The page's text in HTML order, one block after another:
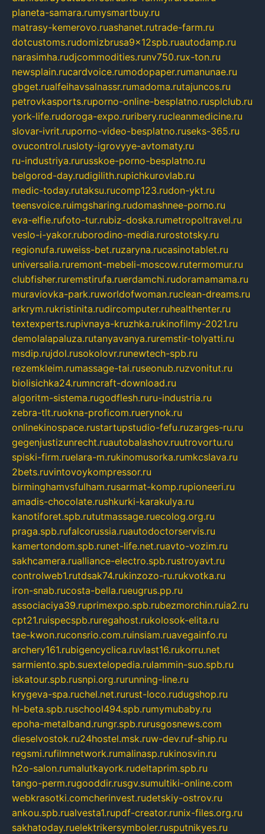
planeta-samara.rumysmartbuy.ru
matrasy-kemerovo.ruashanet.rutrade-farm.ru
dotcustoms.rudomizbrusa9x12spb.ruautodamp.ru
narasimha.rudjcommodities.runv750.rux-ton.ru
newsplain.rucardvoice.rumodopaper.rumanunae.ru
gbget.rualfeihavsalnassr.rumadoma.rutajuncos.ru
petrovkasports.ruporno-online-besplatno.rusplclub.ru
york-life.rudoroga-expo.ruribery.rucleanmedicine.ru
slovar-ivrit.ruporno-video-besplatno.ruseks-365.ru
ovucontrol.rusloty-igrovyye-avtomaty.ru
ru-industriya.rurusskoe-porno-besplatno.ru
belgorod-day.rudigilith.rupichkurovlab.ru
medic-today.rutaksu.rucomp123.rudon-ykt.ru
teensvoice.ruimgsharing.rudomashnee-porno.ru
eva-elfie.rufoto-tur.rubiz-doska.rumetropoltravel.ru
veslo-i-yakor.ruborodino-media.rurostotsky.ru
regionufa.ruweiss-bet.ruzaryna.rucasinotablet.ru
universalia.ruremont-mebeli-moscow.rutermomur.ru
clubfisher.ruremstirufa.ruerdamchi.rudoramamama.ru
muraviovka-park.ruworldofwoman.ruclean-dreams.ru
arkrym.rukristinita.rudircomputer.ruhealthenter.ru
textexperts.rupivnaya-kruzhka.rukinofilmy-2021.ru
demolalapaluza.rutanyavanya.ruremstir-tolyatti.ru
msdip.rujdol.rusokolovr.runewtech-spb.ru
rezemkleim.rumassage-tai.ruseonub.ruzvonitut.ru
biolisichka24.rumncraft-download.ru
algoritm-sistema.rugodflesh.ruru-industria.ru
zebra-tlt.ruokna-proficom.ruerynok.ru
onlinekinospace.rustartupstudio-fefu.ruzarges-ru.ru
gegenjustizunrecht.ruautobalashov.ruutrovortu.ru
spiski-firm.ruelara-m.rukinomusorka.rumkcslava.ru
2bets.ruvintovoykompressor.ru
birminghamvsfulham.rusarmat-komp.rupioneeri.ru
amadis-chocolate.rushkurki-karakulya.ru
kanotiforet.spb.rututmassage.ruecolog.org.ru
praga.spb.rufalcorussia.ruautodoctorservis.ru
kamertondom.spb.runet-life.net.ruavto-vozim.ru
sakhcamera.rualliance-electro.spb.rustroyavt.ru
controlweb1.rutdsak74.rukinzozo-ru.rukvotka.ru
iron-snab.rucosta-bella.rueugrus.pp.ru
associaciya39.ruprimexpo.spb.rubezmorchin.ruia2.ru
cpt21.ruispecspb.ruregahost.rukolosok-elita.ru
tae-kwon.ruconsrio.com.ruinsiam.ruavegainfo.ru
archery161.rubigencyclica.ruvlast16.rukorru.net
sarmiento.spb.suextelopedia.rulammin-suo.spb.ru
iskatour.spb.rusnpi.org.rurunning-line.ru
krygeva-spa.ruchel.net.rurust-loco.rudugshop.ru
hl-beta.spb.ruschool494.spb.rumymubaby.ru
epoha-metalband.rungr.spb.rurusgosnews.com
dieselvostok.ru24hostel.msk.ruw-dev.ruf-ship.ru
regsmi.rufilmnetwork.rumalinasp.rukinosvin.ru
h2o-salon.rumalutkayork.rudeltaprim.spb.ru
tango-perm.rugooddir.rusgv.sumultiki-online.com
webkrasotki.comcherinvest.rudetskiy-ostrov.ru
ankou.spb.rualvesta1.rupdf-creator.runix-files.org.ru
sakhatoday.ruelektrikersymboler.rusputnikyes.ru